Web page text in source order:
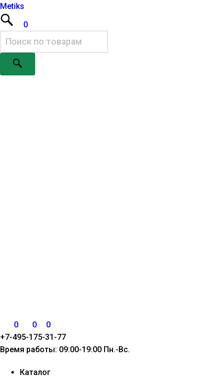
Metiks
0
0 0
0
+7-495-175-31-77
Время работы: 09:00-19:00 Пн.-Вс.
Каталог